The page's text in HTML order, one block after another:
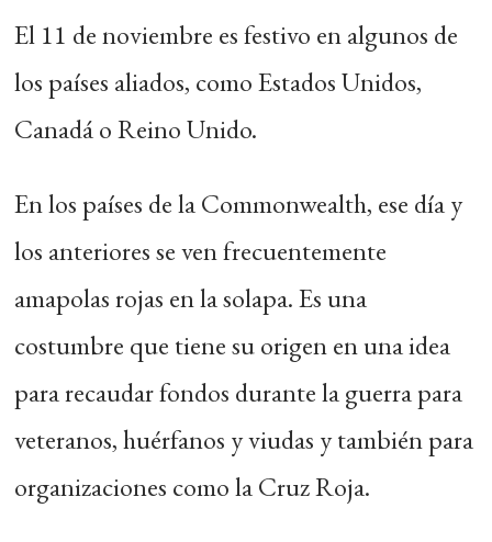
El 11 de noviembre es festivo en algunos de
los países aliados, como Estados Unidos,
Canadá o Reino Unido.
En los países de la Commonwealth, ese día y
los anteriores se ven frecuentemente
amapolas rojas en la solapa. Es una
costumbre que tiene su origen en una idea
para recaudar fondos durante la guerra para
veteranos, huérfanos y viudas y también para
organizaciones como la Cruz Roja.